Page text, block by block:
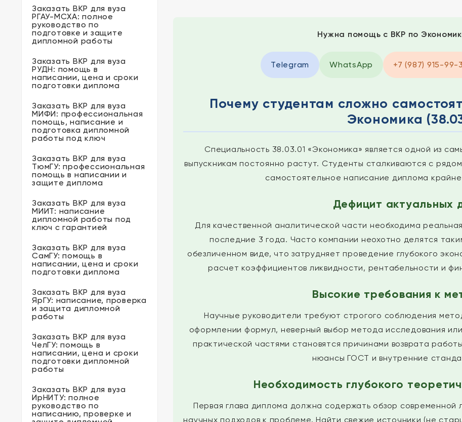
Заказать ВКР для вуза
РГАУ-МСХА: полное
руководство по
подготовке и защите
дипломной работы
Заказать ВКР для вуза
РУДН: помощь в
написании, цена и сроки
подготовки диплома
Заказать ВКР для вуза
МИФИ: профессиональная
помощь, написание и
подготовка дипломной
работы под ключ
Заказать ВКР для вуза
ТюмГУ: профессиональная
помощь в написании и
защите диплома
Заказать ВКР для вуза
МИИТ: написание
дипломной работы под
ключ с гарантией
Заказать ВКР для вуза
СамГУ: помощь в
написании, цена и сроки
подготовки диплома
Заказать ВКР для вуза
ЯрГУ: написание, проверка
и защита дипломной
работы
Заказать ВКР для вуза
ЧелГУ: помощь в
написании, цена и сроки
подготовки дипломной
работы
Заказать ВКР для вуза
ИрНИТУ: полное
руководство по
написанию, проверке и
Нужна помощь с ВКР по
Telegram WhatsApp +7 (987) 915-99-
Почему студентам сложно
Экономика
Специальность 38.03.01 «Экономика» является одной из
выпускникам постоянно растут. Студенты сталкиваются с
самостоятельное написание диплома
Дефицит актуальных
Для качественной аналитической части необходима
последние 3 года. Часто компании неохотно делятся
обезличенном виде, что затрудняет проведение глубокого
расчет коэффициентов ликвидности, рентабельности и
Высокие требования к
Научные руководители требуют строгого соблюдения
оформлении формул, неверный выбор метода исследования
практической частями становятся причинами возврата
нюансы ГОСТ и внутренние
Необходимость глубокого
Первая глава диплома должна содержать обзор современной
научных подходов к проблеме. Найти свежие источники (не